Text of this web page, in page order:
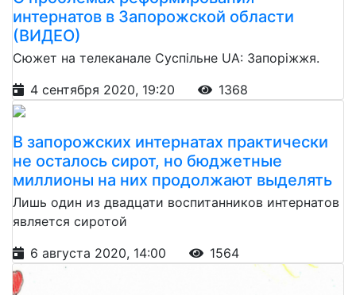
интернатов в Запорожской области
(ВИДЕО)
Сюжет на телеканале Суспільне UA: Запоріжжя.
4 сентября 2020, 19:20
1368
В запорожских интернатах практически
не осталось сирот, но бюджетные
миллионы на них продолжают выделять
Лишь один из двадцати воспитанников интернатов
является сиротой
6 августа 2020, 14:00
1564